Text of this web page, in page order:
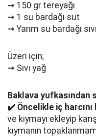
➞ 150 gr tereyağı
➞ 1 su bardağı süt
➞ Yarım su bardağı
Üzeri için;
➞ Sıvı yağ
Baklava yufkasından
✔️ Öncelikle iç harcını
ve kıymayı ekleyip
kıymanın